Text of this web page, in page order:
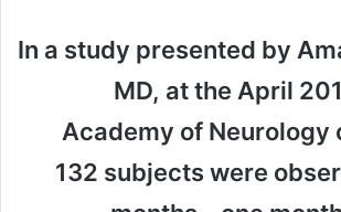
In a study presented by
MD, at the April
Academy of Neurology
132 subjects were